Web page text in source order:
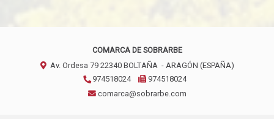
COMARCA DE SOBRARBE
Av. Ordesa 79 22340 BOLTAÑA - ARAGÓN (ESPAÑA)
974518024
974518024
comarca@sobrarbe.com